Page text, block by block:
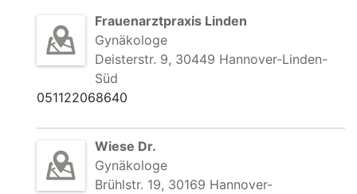
Frauenarztpraxis Linden
Gynäkologe
Deisterstr. 9, 30449 Hannover-Linden-
Süd
051122068640
Wiese Dr.
Gynäkologe
Brühlstr. 19, 30169 Hannover-